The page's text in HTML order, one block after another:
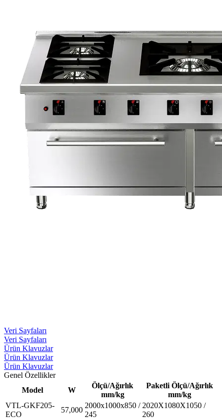
Veri Sayfaları
Veri Sayfaları
Ürün Klavuzlar
Ürün Klavuzlar
Ürün Klavuzlar
Genel Özellikler
Model
W
Ölçü/Ağırlık
mm/kg
Paketli Ölçü/Ağırlık
mm/kg
VTL-GKF205-
ECO
57,000
2000x1000x850 /
245
2020X1080X1050 /
260